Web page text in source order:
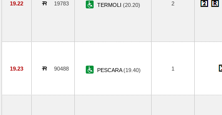
19.22 19783 TERMOLI (20.20) 2
19.23 90488 PESCARA(19.40) 1